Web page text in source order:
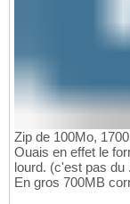
Zip de 100Mo,
Ouais en effet le
lourd. (c'est pas du
En gros 700MB